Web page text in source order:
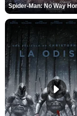
Spider-Man: No Way